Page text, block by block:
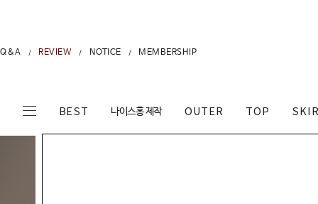
Q&A / REVIEW / NOTICE / MEMBERSHIP
BEST 나이스홍 제작 OUTER TOP